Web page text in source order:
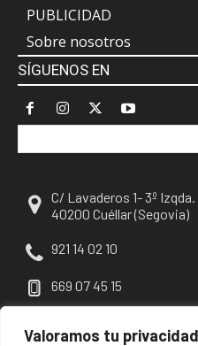
Valoramos tu privacidad
PUBLICIDAD
Sobre nosotros
SÍGUENOS EN
C/ Lavaderos 1- 3º Izqda.
40200 Cuéllar (Segovia)
921 14 02 10
669 07 45 15